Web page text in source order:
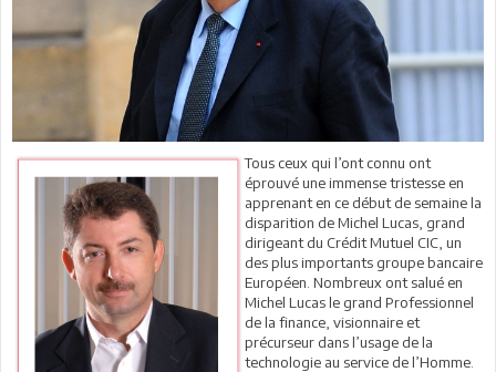
Tous ceux qui l’ont connu ont
éprouvé une immense tristesse en
apprenant en ce début de semaine la
disparition de Michel Lucas, grand
dirigeant du Crédit Mutuel CIC, un
des plus importants groupe bancaire
Européen. Nombreux ont salué en
Michel Lucas le grand Professionnel
de la finance, visionnaire et
précurseur dans l’usage de la
technologie au service de l’Homme.